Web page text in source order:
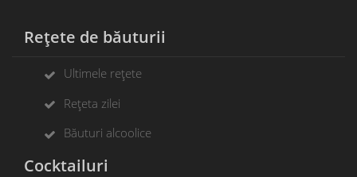
Rețete de băuturii
Ultimele rețete
Rețeta zilei
Băuturi alcoolice
Cocktailuri